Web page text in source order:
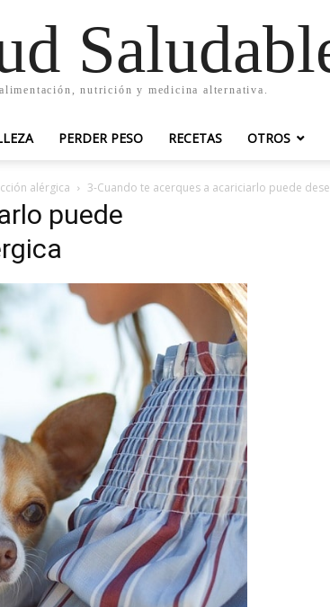
nutrición y medicina alternativa.
PERDER PESO RECETAS OTROS
alérgica 3-Cuando te acerques a acariciarlo puede
puede